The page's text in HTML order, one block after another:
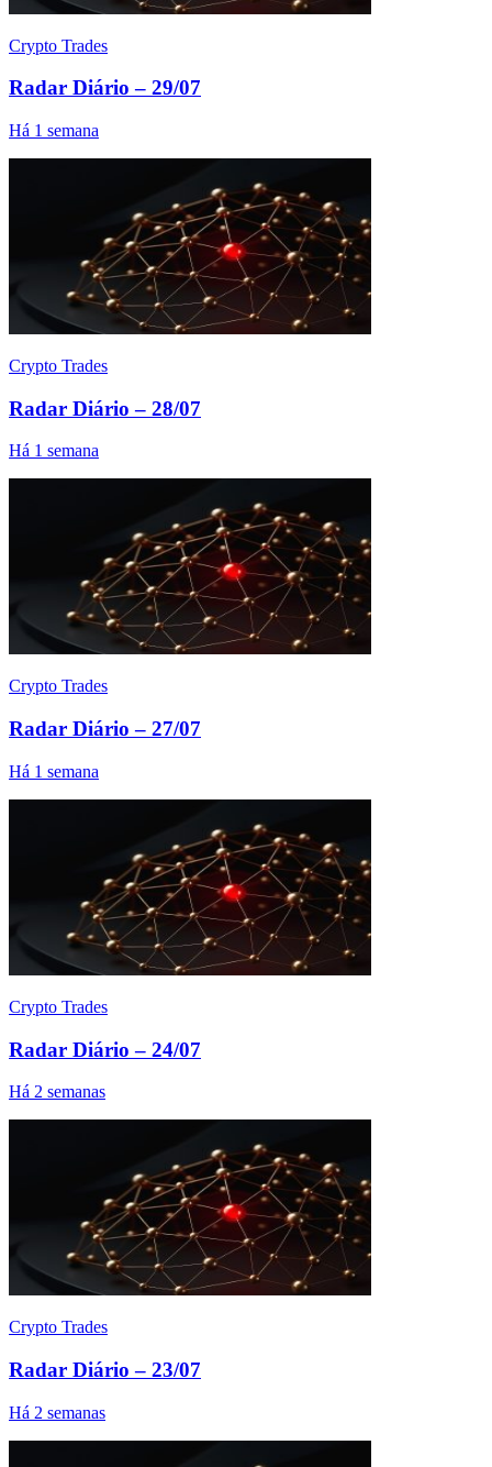
Crypto Trades
Radar Diário – 29/07
Há 1 semana
Crypto Trades
Radar Diário – 28/07
Há 1 semana
Crypto Trades
Radar Diário – 27/07
Há 1 semana
Crypto Trades
Radar Diário – 24/07
Há 2 semanas
Crypto Trades
Radar Diário – 23/07
Há 2 semanas